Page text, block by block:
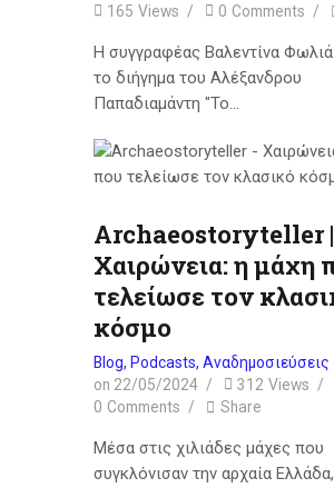
165 Views 0 Comments
Η συγγραφέας Βαλεντίνα Φωλιά
το διήγημα του Αλέξανδρου
Παπαδιαμάντη "Το…
Archaeostoryteller |
Χαιρώνεια: η μάχη
τελείωσε τον
κόσμο
Blog, Podcasts, Αναδημοσιεύσεις
on 22/05/2024 312 Views
0 Comments Share
Μέσα στις χιλιάδες μάχες που
συγκλόνισαν την αρχαία